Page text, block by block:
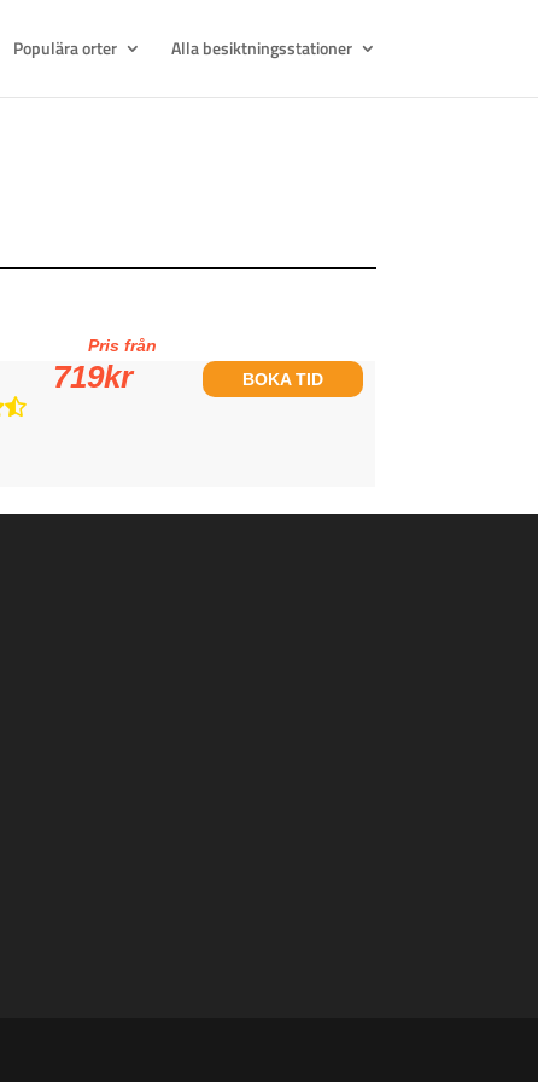
Populära orter Alla besiktningsstationer
Pris från
719kr BOKA TID